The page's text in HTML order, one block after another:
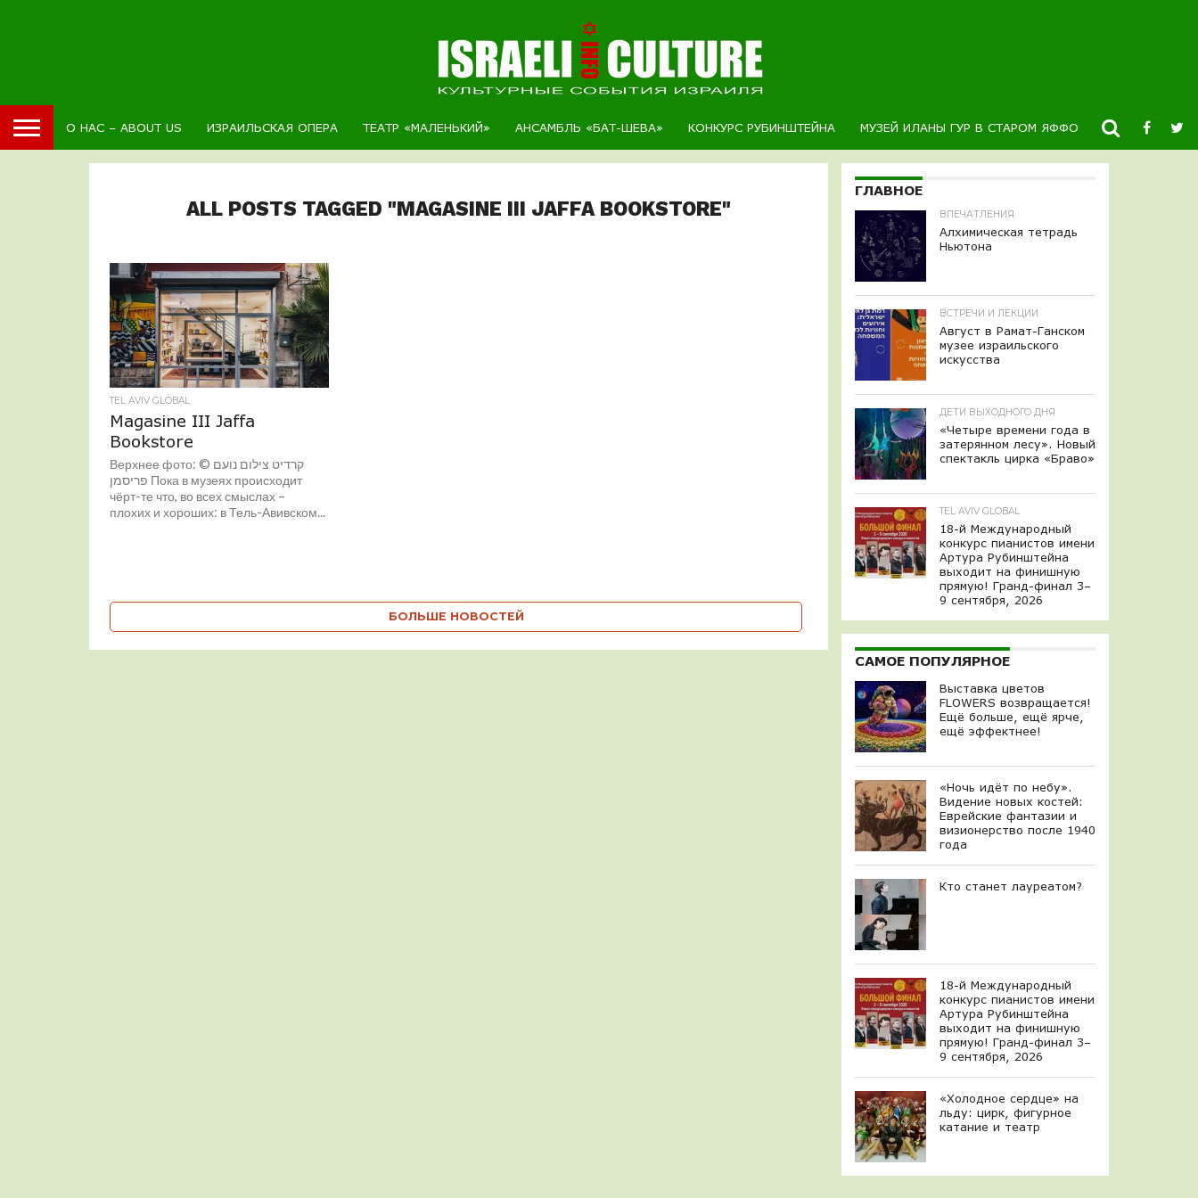
О НАС – ABOUT US ИЗРАИЛЬСКАЯ ОПЕРА ТЕАТР «МАЛЕНЬКИЙ» АНСАМБЛЬ «БАТ-ШЕВА» КОНКУРС РУБИНШТЕЙНА МУЗЕЙ ИЛАНЫ ГУР В СТАРОМ ЯФФО НОВОСТИ
ALL POSTS TAGGED "MAGASINE III JAFFA BOOKSTORE"
TEL AVIV GLOBAL
Magasine III Jaffa
Bookstore
Верхнее фото: © קרדיט צילום נועם
פריסמן Пока в музеях происходит
чёрт-те что, во всех смыслах –
плохих и хороших: в Тель-Авивском...
БОЛЬШЕ НОВОСТЕЙ
ГЛАВНОЕ
ВПЕЧАТЛЕНИЯ
Алхимическая тетрадь
Ньютона
ВСТРЕЧИ И ЛЕКЦИИ
Август в Рамат-Ганском
музее израильского
искусства
ДЕТИ ВЫХОДНОГО ДНЯ
«Четыре времени года в
затерянном лесу». Новый
спектакль цирка «Браво»
TEL AVIV GLOBAL
18-й Международный
конкурс пианистов имени
Артура Рубинштейна
выходит на финишную
прямую! Гранд-финал 3–
9 сентября, 2026
САМОЕ ПОПУЛЯРНОЕ
Выставка цветов
FLOWERS возвращается!
Ещё больше, ещё ярче,
ещё эффектнее!
«Ночь идёт по небу».
Видение новых костей:
Еврейские фантазии и
визионерство после 1940
года
Кто станет лауреатом?
18-й Международный
конкурс пианистов имени
Артура Рубинштейна
выходит на финишную
прямую! Гранд-финал 3–
9 сентября, 2026
«Холодное сердце» на
льду: цирк, фигурное
катание и театр